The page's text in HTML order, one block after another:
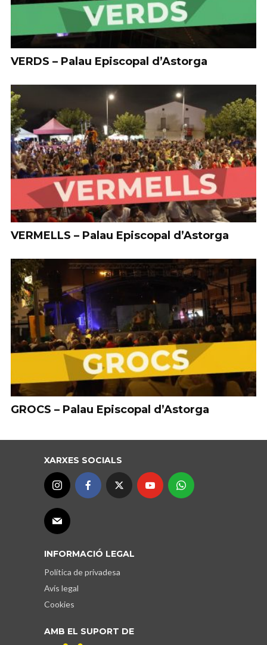
VERDS – Palau Episcopal d’Astorga
VERMELLS – Palau Episcopal d’Astorga
GROCS – Palau Episcopal d’Astorga
XARXES SOCIALS
INFORMACIÓ LEGAL
Política de privadesa
Avís legal
Cookies
AMB EL SUPORT DE